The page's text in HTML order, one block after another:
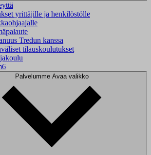
yrittäjille ja henkilöstölle
Tredun kanssa
tilauskoulutukset
Palvelumme Avaa valikko